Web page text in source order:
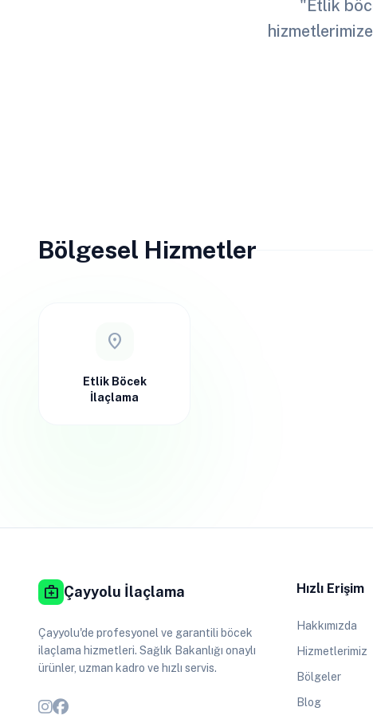
"Etlik
Bölgesel Hizmetler
location_on
Etlik Böcek
İlaçlama
medical_services Çayyolu İlaçlama
Çayyolu'de profesyonel ve garantili böcek
ilaçlama hizmetleri. Sağlık Bakanlığı onaylı
ürünler, uzman kadro ve hızlı servis.
Hızlı Erişim
Hakkımızda
Hizmetlerimiz
Bölgeler
Blog